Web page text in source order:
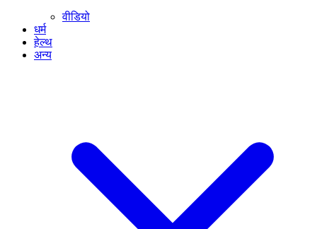
वीडियो
धर्म
हेल्थ
अन्य